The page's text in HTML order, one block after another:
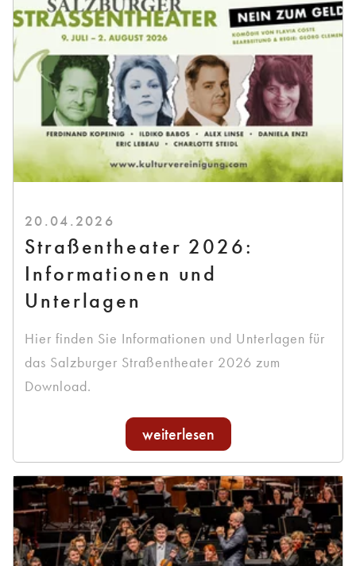
20.04.2026
Straßentheater 2026:
Informationen und
Unterlagen
Hier finden Sie Informationen und Unterlagen für
das Salzburger Straßentheater 2026 zum
Download.
weiterlesen